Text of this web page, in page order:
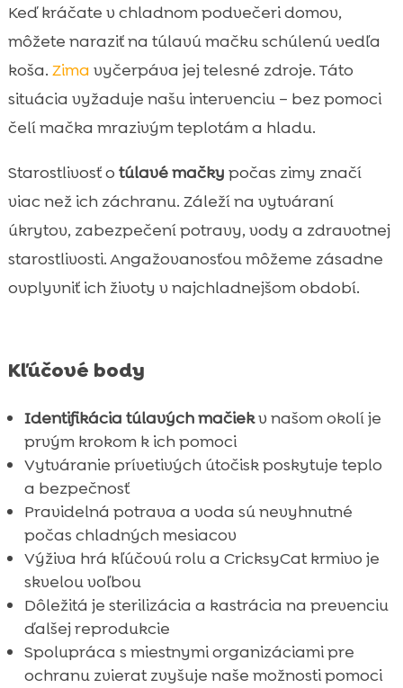

Identifikácia túlavých mačiek v našom
okolí
Vytváranie prívetivých útočisk pre mačky

Poskytovanie potravy a vody počas
chladných mesiacov
Výhody používania CricksyCat krmiva
 Používanie kvalitného steliva pre túlavé
mačky
Udržiavanie zdravia a kondície túlavých
mačiek
Pomoc túlavým mačkám na jeseň
Spolupráca s miestnymi organizáciami pre
 Poradenstvo a vzdelávanie pre komunitu
Bezpečné prepravovanie túlavých mačiek
k veterinárovi

Poskytovanie dočasného domova pre
zranené a choré mačky
 Záver
 FAQ
Keď kráčate v chladnom podvečeri domov,
môžete naraziť na túlavú mačku schúlenú vedľa
koša. Zima vyčerpáva jej telesné zdroje. Táto
situácia vyžaduje našu intervenciu – bez pomoci
čelí mačka mrazivým teplotám a hladu.
Starostlivosť o túlavé mačky počas zimy značí
viac než ich záchranu. Záleží na vytváraní
úkrytov, zabezpečení potravy, vody a zdravotnej
starostlivosti. Angažovanosťou môžeme zásadne
ovplyvniť ich životy v najchladnejšom období.
Kľúčové body
Identifikácia túlavých mačiekv našom okolí je
prvým krokom k ich pomoci
Vytváranie prívetivých útočisk poskytuje teplo
a bezpečnosť
Pravidelná potrava a voda sú nevyhnutné
počas chladných mesiacov
Výživa hrá kľúčovú rolu a CricksyCat krmivo je
skvelou voľbou
Dôležitá je sterilizácia a kastrácia na prevenciu
ďalšej reprodukcie
Spolupráca s miestnymi organizáciami pre
ochranu zvierat zvyšuje naše možnosti pomoci